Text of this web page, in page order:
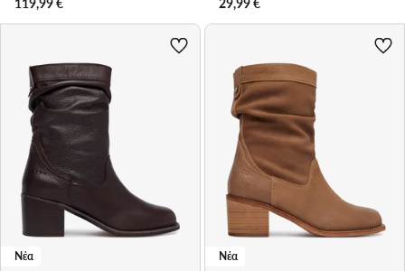
Νέα Νέα